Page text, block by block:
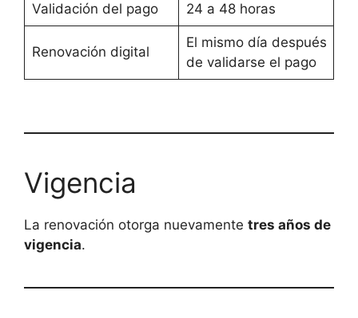
Validación del pago 24 a 48 horas
Renovación digital
El mismo día después
de validarse el pago
Vigencia
La renovación otorga nuevamente tres años de
vigencia.